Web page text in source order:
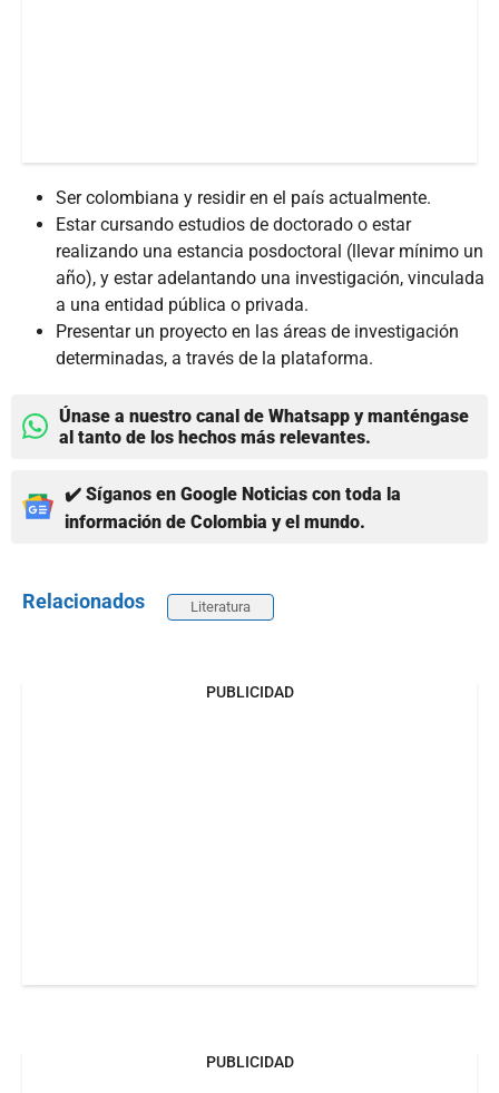
Ser colombiana y residir en el país actualmente.
Estar cursando estudios de doctorado o estar
realizando una estancia posdoctoral (llevar mínimo un
año), y estar adelantando una investigación, vinculada
a una entidad pública o privada.
Presentar un proyecto en las áreas de investigación
determinadas, a través de la plataforma.
Únase a nuestro canal de Whatsapp y manténgase
al tanto de los hechos más relevantes.
✔️ Síganos en Google Noticias con toda la
información de Colombia y el mundo.
Relacionados Literatura
PUBLICIDAD
PUBLICIDAD